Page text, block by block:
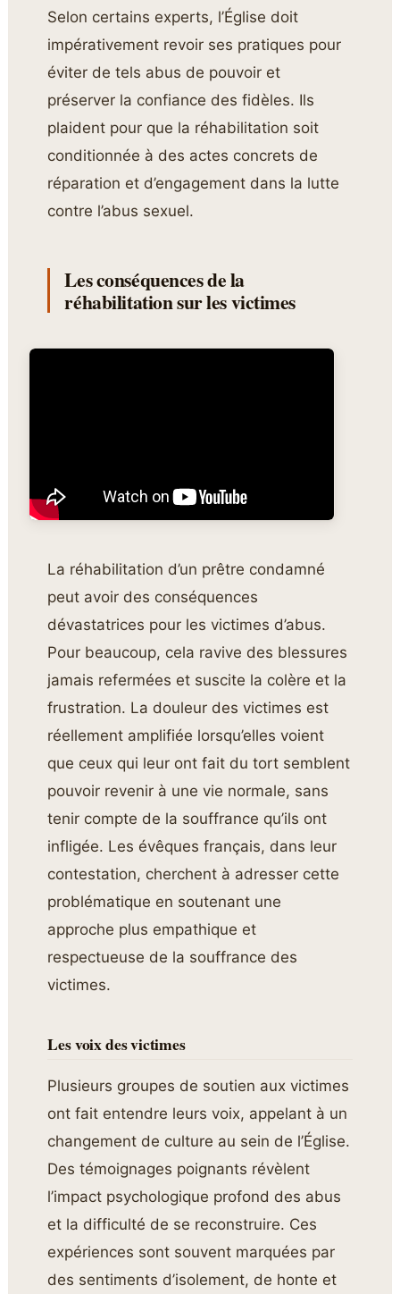
Selon certains experts, l’Église doit
impérativement revoir ses pratiques pour
éviter de tels abus de pouvoir et
préserver la confiance des fidèles. Ils
plaident pour que la réhabilitation soit
conditionnée à des actes concrets de
réparation et d’engagement dans la lutte
contre l’abus sexuel.
Les conséquences de la
réhabilitation sur les victimes
La réhabilitation d’un prêtre condamné
peut avoir des conséquences
dévastatrices pour les victimes d’abus.
Pour beaucoup, cela ravive des blessures
jamais refermées et suscite la colère et la
frustration. La douleur des victimes est
réellement amplifiée lorsqu’elles voient
que ceux qui leur ont fait du tort semblent
pouvoir revenir à une vie normale, sans
tenir compte de la souffrance qu’ils ont
infligée. Les évêques français, dans leur
contestation, cherchent à adresser cette
problématique en soutenant une
approche plus empathique et
respectueuse de la souffrance des
victimes.
Les voix des victimes
Plusieurs groupes de soutien aux victimes
ont fait entendre leurs voix, appelant à un
changement de culture au sein de l’Église.
Des témoignages poignants révèlent
l’impact psychologique profond des abus
et la difficulté de se reconstruire. Ces
expériences sont souvent marquées par
des sentiments d’isolement, de honte et